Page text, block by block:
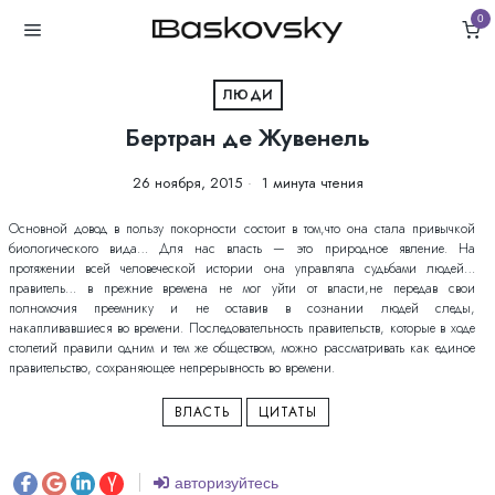
0
ЛЮДИ
Бертран де Жувенель
26 ноября, 2015 1 минута чтения
Основной довод в пользу покорности состоит в том,что она стала привычкой
биологического вида… Для нас власть — это природное явление. На
протяжении всей человеческой истории она управляла судьбами людей…
правитель… в прежние времена не мог уйти от власти,не передав свои
полномочия преемнику и не оставив в сознании людей следы,
накапливавшиеся во времени. Последовательность правительств, которые в ходе
столетий правили одним и тем же обществом, можно рассматривать как единое
правительство, сохраняющее непрерывность во времени.
ВЛАСТЬ ЦИТАТЫ
авторизуйтесь